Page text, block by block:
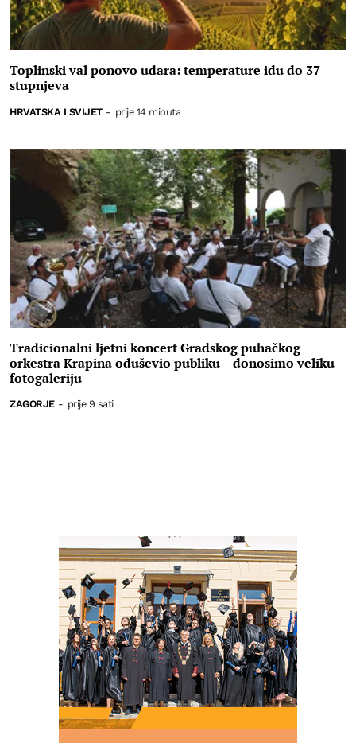
Toplinski val ponovo udara: temperature idu do 37
stupnjeva
HRVATSKA I SVIJET - prije 14 minuta
Tradicionalni ljetni koncert Gradskog puhačkog
orkestra Krapina oduševio publiku – donosimo veliku
fotogaleriju
ZAGORJE - prije 9 sati